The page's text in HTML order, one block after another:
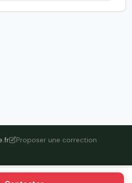
Proposer une correction